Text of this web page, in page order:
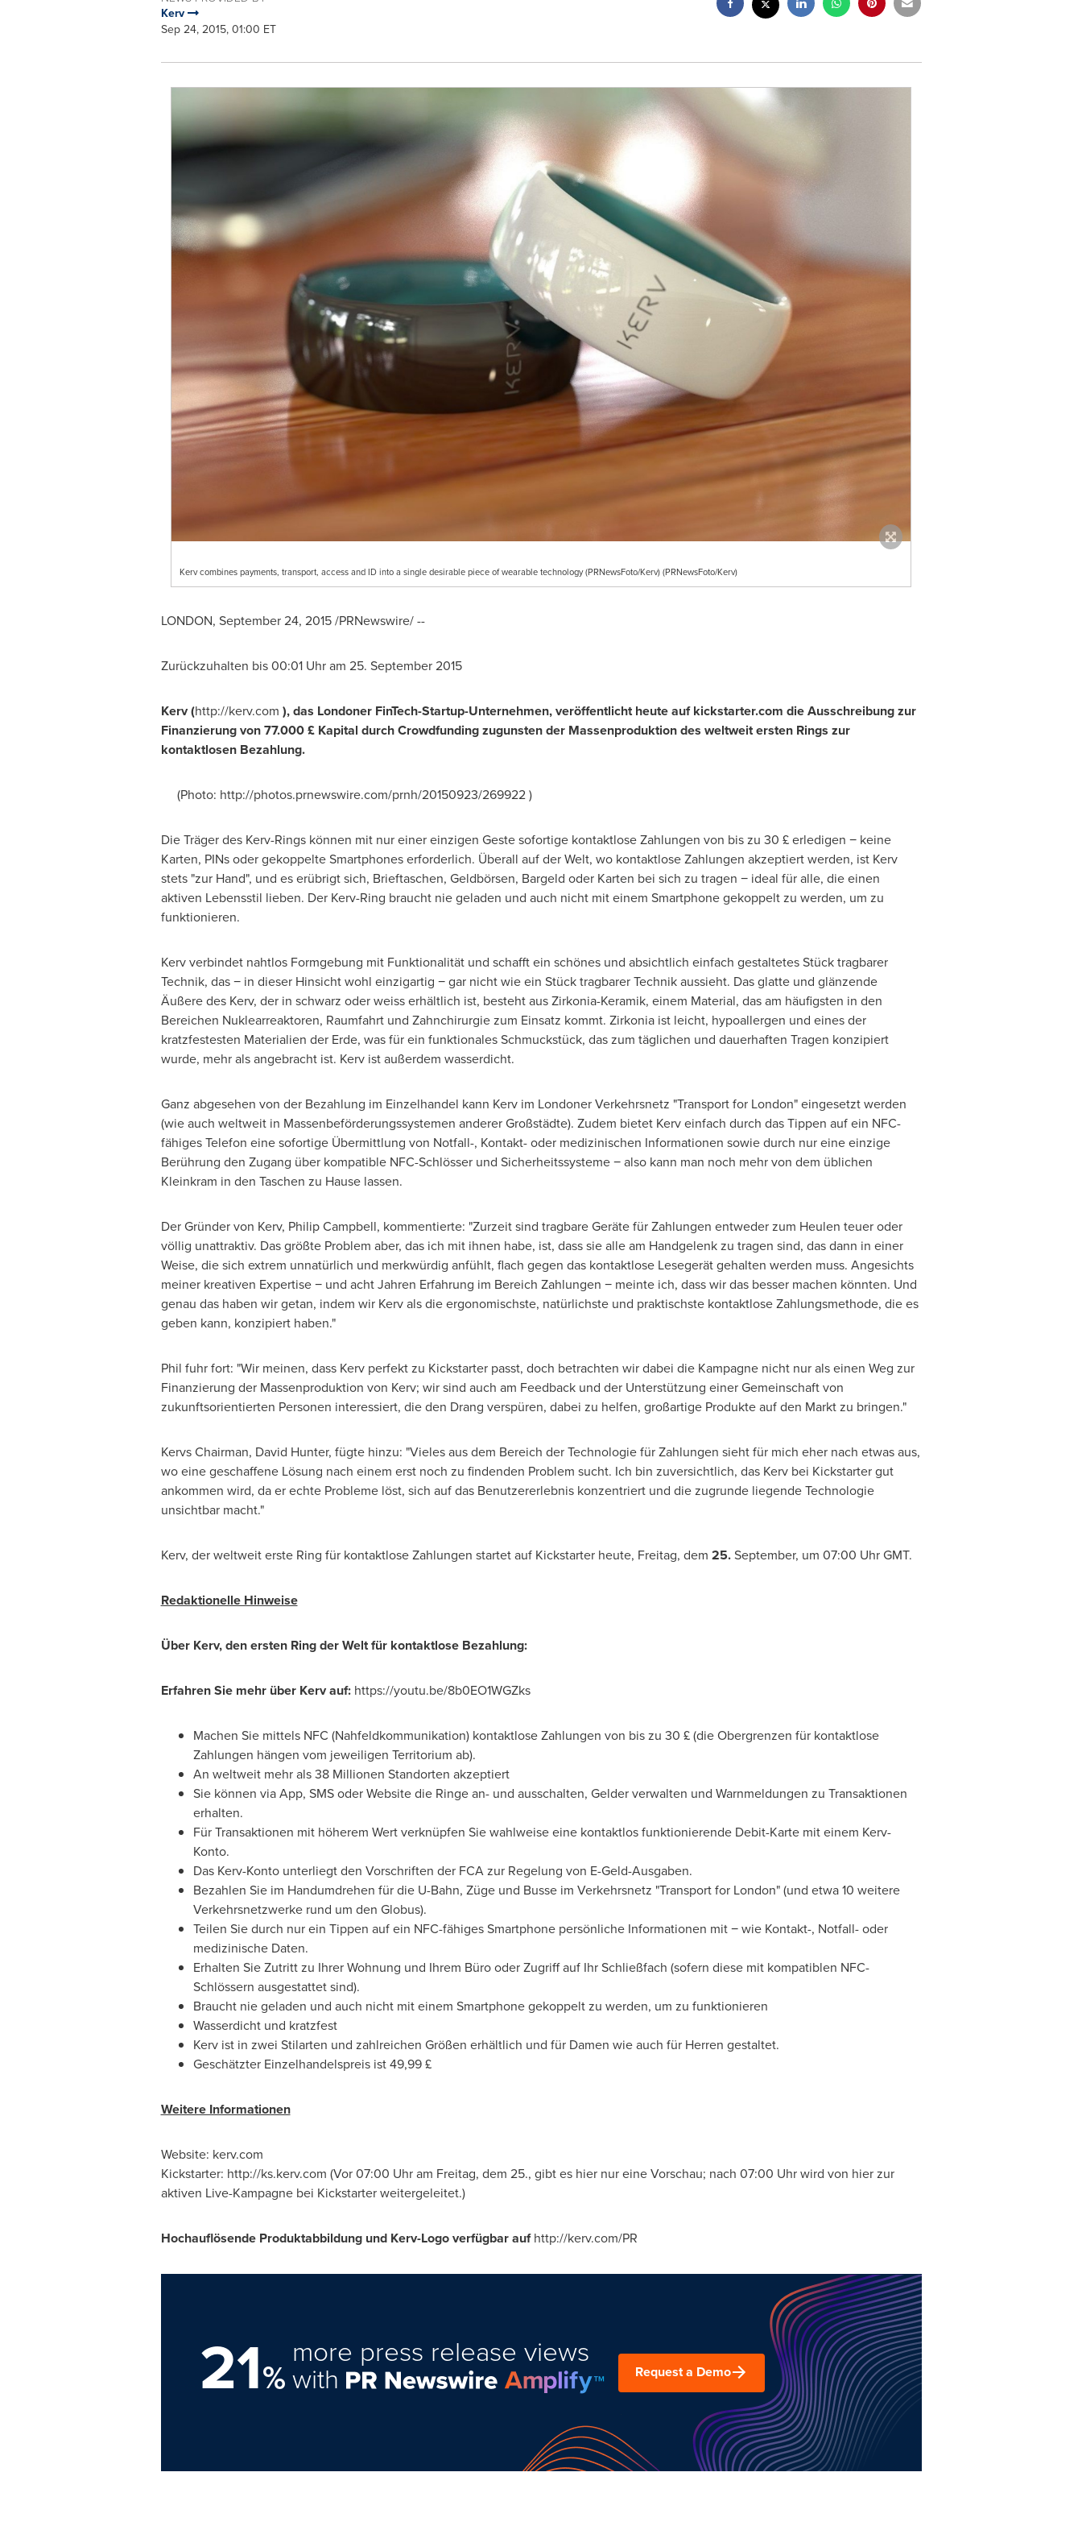
Kerv
Sep 24, 2015, 01:00 ET
Kerv combines payments, transport, access and ID into a single desirable piece of wearable technology (PRNewsFoto/Kerv) (PRNewsFoto/Kerv)
LONDON, September 24, 2015/PRNewswire/ --
Zurückzuhalten bis 00:01 Uhr am 25. September 2015
Kerv (http://kerv.com ), das Londoner FinTech-Startup-Unternehmen, veröffentlicht heute auf kickstarter.com die Ausschreibung zur
Finanzierung von 77.000£ Kapital durch Crowdfunding zugunsten der Massenproduktion des weltweit ersten Rings zur
kontaktlosen Bezahlung.
(Photo: http://photos.prnewswire.com/prnh/20150923/269922 )
Die Träger des Kerv-Rings können mit nur einer einzigen Geste sofortige kontaktlose Zahlungen von bis zu 30 £ erledigen − keine
Karten, PINs oder gekoppelte Smartphones erforderlich. Überall auf der Welt, wo kontaktlose Zahlungen akzeptiert werden, ist Kerv
stets "zur Hand", und es erübrigt sich, Brieftaschen, Geldbörsen, Bargeld oder Karten bei sich zu tragen − ideal für alle, die einen
aktiven Lebensstil lieben. Der Kerv-Ring braucht nie geladen und auch nicht mit einem Smartphone gekoppelt zu werden, um zu
funktionieren.
Kerv verbindet nahtlos Formgebung mit Funktionalität und schafft ein schönes und absichtlich einfach gestaltetes Stück tragbarer
Technik, das − in dieser Hinsicht wohl einzigartig − gar nicht wie ein Stück tragbarer Technik aussieht. Das glatte und glänzende
Äußere des Kerv, der in schwarz oder weiss erhältlich ist, besteht aus Zirkonia-Keramik, einem Material, das am häufigsten in den
Bereichen Nuklearreaktoren, Raumfahrt und Zahnchirurgie zum Einsatz kommt. Zirkonia ist leicht, hypoallergen und eines der
kratzfestesten Materialien der Erde, was für ein funktionales Schmuckstück, das zum täglichen und dauerhaften Tragen konzipiert
wurde, mehr als angebracht ist. Kerv ist außerdem wasserdicht.
Ganz abgesehen von der Bezahlung im Einzelhandel kann Kerv im Londoner Verkehrsnetz "Transport for London" eingesetzt werden
(wie auch weltweit in Massenbeförderungssystemen anderer Großstädte). Zudem bietet Kerv einfach durch das Tippen auf ein NFC-
fähiges Telefon eine sofortige Übermittlung von Notfall-, Kontakt- oder medizinischen Informationen sowie durch nur eine einzige
Berührung den Zugang über kompatible NFC-Schlösser und Sicherheitssysteme − also kann man noch mehr von dem üblichen
Kleinkram in den Taschen zu Hause lassen.
Der Gründer von Kerv, Philip Campbell, kommentierte: "Zurzeit sind tragbare Geräte für Zahlungen entweder zum Heulen teuer oder
völlig unattraktiv. Das größte Problem aber, das ich mit ihnen habe, ist, dass sie alle am Handgelenk zu tragen sind, das dann in einer
Weise, die sich extrem unnatürlich und merkwürdig anfühlt, flach gegen das kontaktlose Lesegerät gehalten werden muss. Angesichts
meiner kreativen Expertise − und acht Jahren Erfahrung im Bereich Zahlungen − meinte ich, dass wir das besser machen könnten. Und
genau das haben wir getan, indem wir Kerv als die ergonomischste, natürlichste und praktischste kontaktlose Zahlungsmethode, die es
geben kann, konzipiert haben."
Phil fuhr fort: "Wir meinen, dass Kerv perfekt zu Kickstarter passt, doch betrachten wir dabei die Kampagne nicht nur als einen Weg zur
Finanzierung der Massenproduktion von Kerv; wir sind auch am Feedback und der Unterstützung einer Gemeinschaft von
zukunftsorientierten Personen interessiert, die den Drang verspüren, dabei zu helfen, großartige Produkte auf den Markt zu bringen."
Kervs Chairman, David Hunter, fügte hinzu: "Vieles aus dem Bereich der Technologie für Zahlungen sieht für mich eher nach etwas aus,
wo eine geschaffene Lösung nach einem erst noch zu findenden Problem sucht. Ich bin zuversichtlich, das Kerv bei Kickstarter gut
ankommen wird, da er echte Probleme löst, sich auf das Benutzererlebnis konzentriert und die zugrunde liegende Technologie
unsichtbar macht."
Kerv, der weltweit erste Ring für kontaktlose Zahlungen startet auf Kickstarter heute, Freitag, dem 25.September, um 07:00 Uhr GMT.
Redaktionelle Hinweise
Über Kerv, den ersten Ring der Welt für kontaktlose Bezahlung:
Erfahren Sie mehr über Kerv auf:https://youtu.be/8b0EO1WGZks
Machen Siemittels NFC (Nahfeldkommunikation) kontaktlose Zahlungen von bis zu 30 £ (die Obergrenzen für kontaktlose
Zahlungen hängen vom jeweiligen Territorium ab).
An weltweit mehr als 38 Millionen Standorten akzeptiert
Sie können via App, SMS oder Website die Ringe an- und ausschalten, Gelder verwalten und Warnmeldungen zu Transaktionen
erhalten.
Für Transaktionen mit höherem Wert verknüpfen Sie wahlweise eine kontaktlos funktionierende Debit-Karte mit einem Kerv-
Konto.
Das Kerv-Konto unterliegt den Vorschriften der FCA zur Regelung von E-Geld-Ausgaben.
Bezahlen Sie im Handumdrehen für die U-Bahn, Züge und Busse im Verkehrsnetz "Transport for London" (und etwa 10 weitere
Verkehrsnetzwerke rund um den Globus).
Teilen Sie durch nur ein Tippen auf ein NFC-fähiges Smartphone persönliche Informationen mit − wie Kontakt-, Notfall- oder
medizinische Daten.
Erhalten Sie Zutritt zu Ihrer Wohnung und Ihrem Büro oder Zugriff auf Ihr Schließfach (sofern diese mit kompatiblen NFC-
Schlössern ausgestattet sind).
Braucht nie geladen und auch nicht mit einem Smartphone gekoppelt zu werden, um zu funktionieren
Wasserdicht und kratzfest
Kerv ist in zwei Stilarten und zahlreichen Größen erhältlich und für Damen wie auch für Herren gestaltet.
Geschätzter Einzelhandelspreis ist 49,99 £
Weitere Informationen
Website: kerv.com
Kickstarter: http://ks.kerv.com (Vor 07:00 Uhr am Freitag, dem 25., gibt es hier nur eine Vorschau; nach 07:00 Uhr wird von hier zur
aktiven Live-Kampagne bei Kickstarter weitergeleitet.)
Hochauflösende Produktabbildung und Kerv-Logo verfügbar aufhttp://kerv.com/PR
21%
more press release views
with Request a Demo